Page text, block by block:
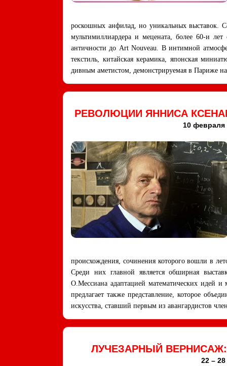
роскошных анфилад, но уникальных выставок.
мультимиллиардера и мецената, более 60-и
античности до Art Nouveau. В интимной
текстиль, китайская керамика, японская
дивным аметистом, демонстрируемая в Париже
РЕВОЛЮЦИИ ЯННИСА
10 февраля
происхождения, сочинения которого вошли в
Среди них главной является обширная
О.Мессиана адаптацией математических идей
предлагает также представление, которое
искусства, ставший первым из авангардистов
ЛУЧЕЗАРНЫЙ
22 –